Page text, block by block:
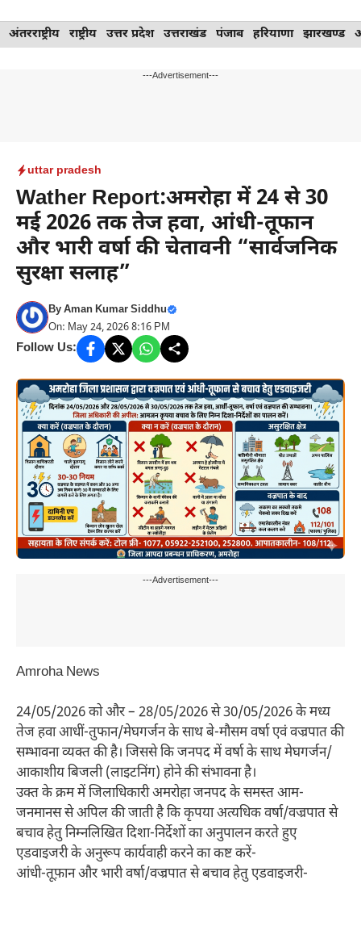
Skip
to
अंतरराष्ट्रीय राष्ट्रीय उत्तर प्रदेश उत्तराखंड पंजाब हरियाणा झारखण्ड
---Advertisement---
uttar pradesh
Wather Report:अमरोहा में 24 से 30
मई 2026 तक तेज हवा, आंधी-तूफान
और भारी वर्षा की चेतावनी “सार्वजनिक
सुरक्षा सलाह”
ByAman Kumar Siddhu
On: May 24, 2026 8:16 PM
Follow Us:
---Advertisement---
Amroha News
24/05/2026 को और – 28/05/2026 से 30/05/2026 के मध्य
तेज हवा आधीं-तुफान/मेघगर्जन के साथ बे-मौसम वर्षा एवं वज्रपात की
सम्भावना व्यक्त की है। जिससे कि जनपद में वर्षा के साथ मेघगर्जन/
आकाशीय बिजली (लाइटनिंग) होने की संभावना है।
उक्त के क्रम में जिलाधिकारी अमरोहा जनपद के समस्त आम-
जनमानस से अपिल की जाती है कि कृपया अत्यधिक वर्षा/वज्रपात से
बचाव हेतु निम्नलिखित दिशा-निर्देशों का अनुपालन करते हुए
एडवाइजरी के अनुरूप कार्यवाही करने का कष्ट करें-
आंधी-तूफ़ान और भारी वर्षा/वज्रपात से बचाव हेतु एडवाइजरी-